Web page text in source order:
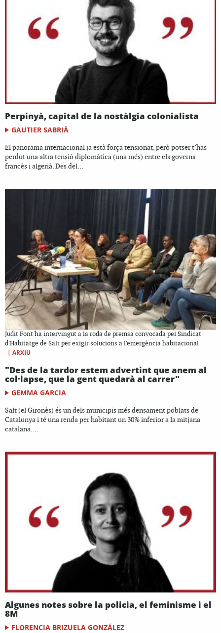
Perpinyà, capital de la nostàlgia colonialista
GAUTIER SABRIÀ
El panorama internacional ja està força tensionat, però potser t’has
perdut una altra tensió diplomàtica (una més) entre els governs
francès i algerià. Des del...
Judit Font ha intervingut a la roda de premsa convocada pel Sindicat
d'Habitatge de Salt per exigir solucions a l'emergència habitacional
| ARXIU
"Des de la tardor estem advertint que anem al
col·lapse, que la gent quedarà al carrer"
GEMMA GARCIA
Salt (el Gironès) és un dels municipis més densament poblats de
Catalunya i té una renda per habitant un 30% inferior a la mitjana
catalana....
Algunes notes sobre la policia, el feminisme i el
8M
FLORENCIA BRIZUELA GONZÁLEZ